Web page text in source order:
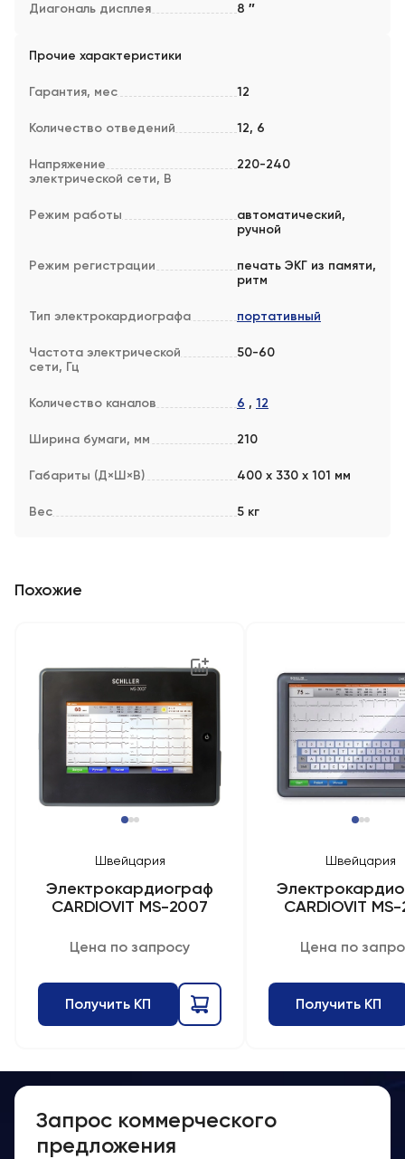
Диагональ дисплея 8 ″
Прочие характеристики
Гарантия, мес 12
Количество отведений 12, 6
Напряжение
электрической сети, В
220-240
Режим работы
автоматический,
ручной
Режим регистрации
печать ЭКГ из памяти,
ритм
Тип электрокардиографа портативный
Частота электрической
сети, Гц
50-60
Количество каналов 6 , 12
Ширина бумаги, мм 210
Габариты (Д×Ш×В) 400 x 330 x 101 мм
Вес 5 кг
Похожие
Электрокардиограф
CARDIOVIT MS-2007
Швейцария
Цена по запросу
Получить КП
CARDIOVIT
Швейцария
Цена по
Получить КП
Запрос коммерческого
предложения